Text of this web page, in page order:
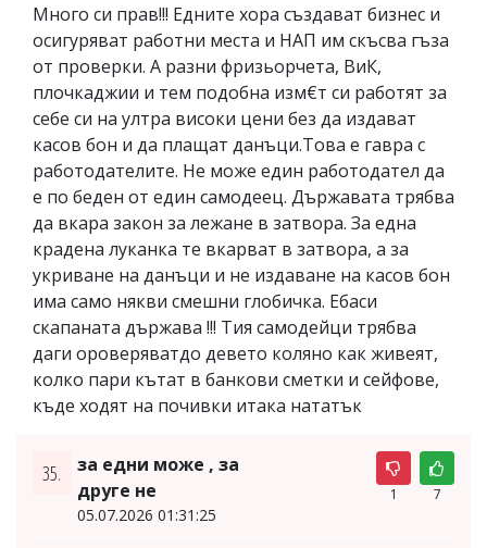
Много си прав!!! Едните хора създават бизнес и
осигуряват работни места и НАП им скъсва гъза
от проверки. А разни фризьорчета, ВиК,
плочкаджии и тем подобна изм€т си работят за
себе си на ултра високи цени без да издават
касов бон и да плащат данъци.Това е гавра с
работодателите. Не може един работодател да
е по беден от един самодеец. Държавата трябва
да вкара закон за лежане в затвора. За една
крадена луканка те вкарват в затвора, а за
укриване на данъци и не издаване на касов бон
има само някви смешни глобичка. Ебаси
скапаната държава !!! Тия самодейци трябва
даги ороверяватдо девето коляно как живеят,
колко пари кътат в банкови сметки и сейфове,
къде ходят на почивки итака нататък
35.
за едни може , за
друге не
05.07.2026 01:31:25
1 7